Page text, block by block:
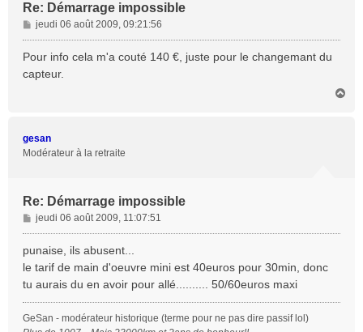
Re: Démarrage impossible
M
e
s
a
jeudi 06 août 2009, 09:21:56
Pour info cela m'a couté 140 €, juste pour le changemant du
capteur.
gesan
Modérateur à la retraite
Re: Démarrage impossible
M
e
s
g
e
jeudi 06 août 2009, 11:07:51
punaise, ils abusent...
le tarif de main d'oeuvre mini est 40euros pour 30min, donc
tu aurais du en avoir pour allé.......... 50/60euros maxi
GeSan - modérateur historique (terme pour ne pas dire passif lol)